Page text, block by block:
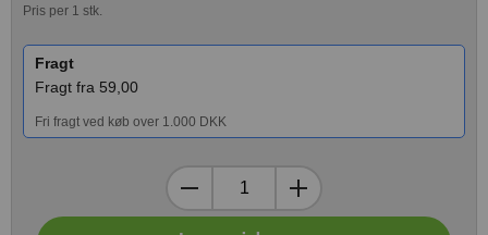
Pris per 1 stk.
Fragt
Fragt fra 59,00
Fri fragt ved køb over 1.000 DKK